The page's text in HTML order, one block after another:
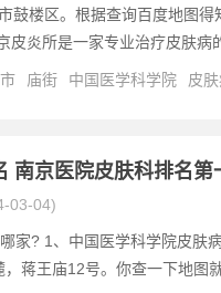
鼓楼区。根据查询百度地图
皮炎所是一家专业治疗皮肤病
庙街 中国医学科学院 皮
南京医院皮肤科排名第
03-04)
家? 1、中国医学科学院皮肤
蒋王庙12号。你查一下地图